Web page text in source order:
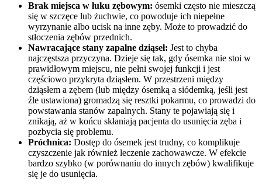
Brak miejsca w łuku zębowym: ósemki często nie mieszczą
się w szczęce lub żuchwie, co powoduje ich niepełne
wyrzynanie albo ucisk na inne zęby. Może to prowadzić do
stłoczenia zębów przednich.
Nawracające stany zapalne dziąseł: Jest to chyba
najczęstsza przyczyna. Dzieje się tak, gdy ósemka nie stoi w
prawidłowym miejscu, nie pełni swojej funkcji i jest
częściowo przykryta dziąsłem. W przestrzeni między
dziąsłem a zębem (lub między ósemką a siódemką, jeśli jest
źle ustawiona) gromadzą się resztki pokarmu, co prowadzi do
powstawania stanów zapalnych. Stany te pojawiają się i
znikają, aż w końcu skłaniają pacjenta do usunięcia zęba i
pozbycia się problemu.
Próchnica: Dostęp do ósemek jest trudny, co komplikuje
czyszczenie jak również leczenie zachowawcze. W efekcie
bardzo szybko (w porównaniu do innych zębów) kwalifikuje
się je do usunięcia.